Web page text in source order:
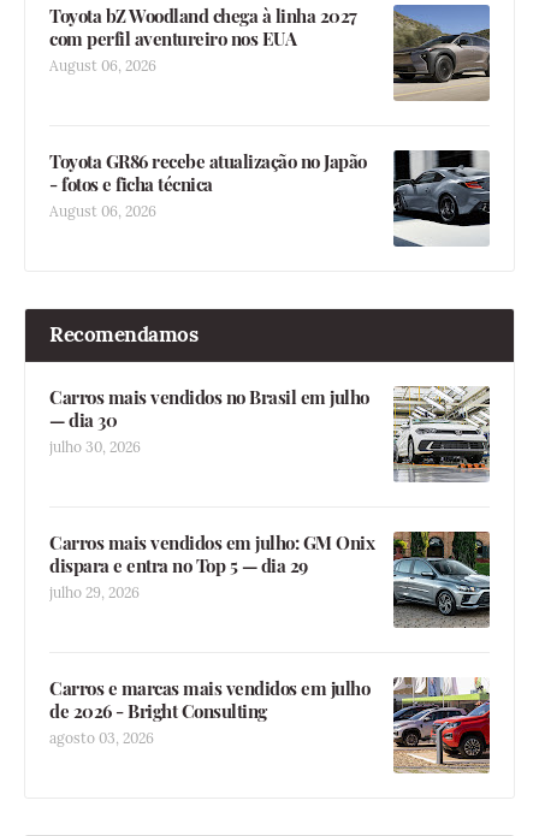
Toyota bZ Woodland chega à linha 2027
com perfil aventureiro nos EUA
August 06, 2026
Toyota GR86 recebe atualização no Japão
- fotos e ficha técnica
August 06, 2026
Recomendamos
Carros mais vendidos no Brasil em julho
— dia 30
julho 30, 2026
Carros mais vendidos em julho: GM Onix
dispara e entra no Top 5 — dia 29
julho 29, 2026
Carros e marcas mais vendidos em julho
de 2026 - Bright Consulting
agosto 03, 2026